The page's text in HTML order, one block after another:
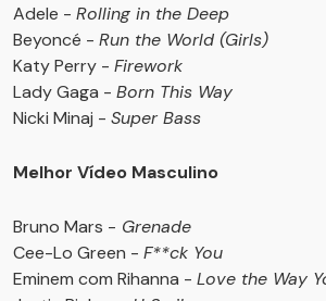
Adele - Rolling in the Deep
Beyoncé - Run the World (Girls)
Katy Perry - Firework
Lady Gaga - Born This Way
Nicki Minaj - Super Bass
Melhor Vídeo Masculino
Bruno Mars - Grenade
Cee-Lo Green - F**ck You
Eminem com Rihanna - Love the Way